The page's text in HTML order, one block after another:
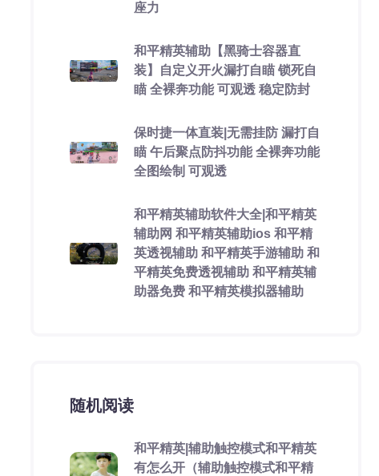
座力
和平精英辅助【黑骑士容器直
装】自定义开火漏打自瞄 锁死自
瞄 全裸奔功能 可观透 稳定防封
保时捷一体直装|无需挂防 漏打自
瞄 午后聚点防抖功能 全裸奔功能
全图绘制 可观透
和平精英辅助软件大全|和平精英
辅助网 和平精英辅助ios 和平精
英透视辅助 和平精英手游辅助 和
平精英免费透视辅助 和平精英辅
助器免费 和平精英模拟器辅助
随机阅读
和平精英|辅助触控模式和平精英
有怎么开（辅助触控模式和平精